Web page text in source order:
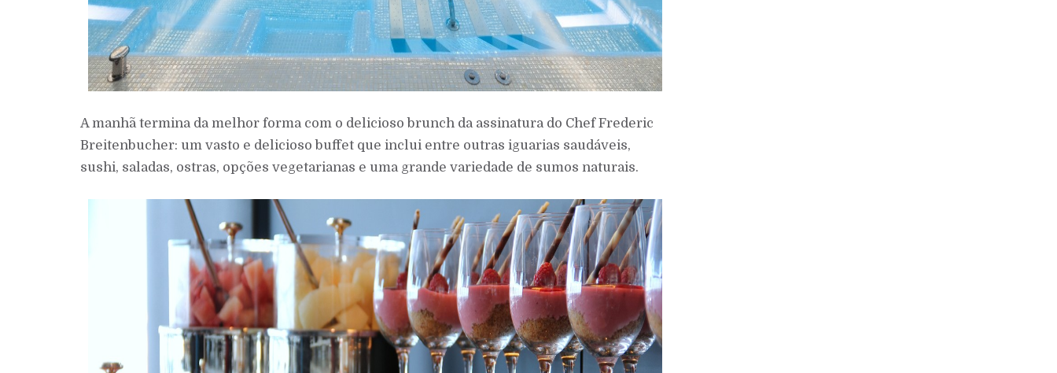
A manhã termina da melhor forma com o delicioso brunch da assinatura do Chef Frederic
Breitenbucher: um vasto e delicioso buffet que inclui entre outras iguarias saudáveis,
sushi, saladas, ostras, opções vegetarianas e uma grande variedade de sumos naturais.